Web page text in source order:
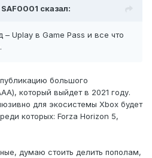
сказал:
– Uplay в Game Pass и все что
большого
который выйдет в 2021 году.
для экосистемы Xbox будет
которых: Forza Horizon 5,
думаю стоить делить пополам,